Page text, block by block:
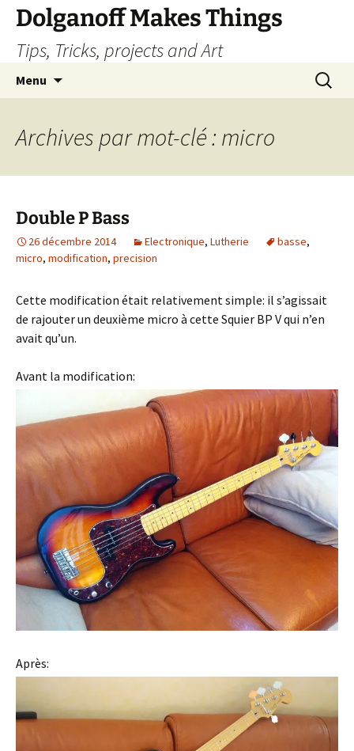
Dolganoff Makes Things
Tips, Tricks, projects and Art
Menu
Archives par mot-clé : micro
Double P Bass
26 décembre 2014 Electronique, Lutherie basse,
micro, modification, precision
Cette modification était relativement simple: il s’agissait
de rajouter un deuxième micro à cette Squier BP V qui n’en
avait qu’un.
Avant la modification:
Après: